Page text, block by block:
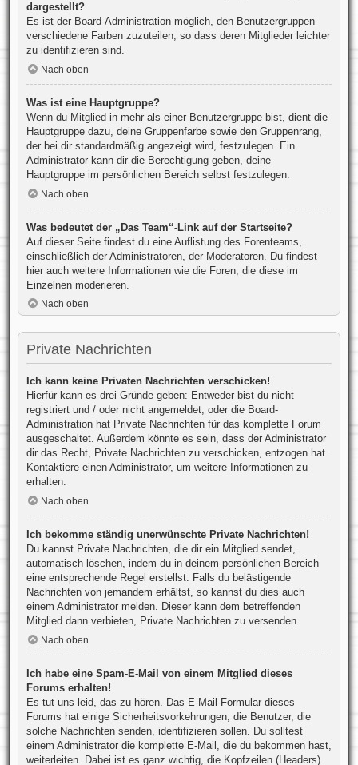
dargestellt?
Es ist der Board-Administration möglich, den Benutzergruppen
verschiedene Farben zuzuteilen, so dass deren Mitglieder leichter
zu identifizieren sind.
Nach oben
Was ist eine Hauptgruppe?
Wenn du Mitglied in mehr als einer Benutzergruppe bist, dient die
Hauptgruppe dazu, deine Gruppenfarbe sowie den Gruppenrang,
der bei dir standardmäßig angezeigt wird, festzulegen. Ein
Administrator kann dir die Berechtigung geben, deine
Hauptgruppe im persönlichen Bereich selbst festzulegen.
Nach oben
Was bedeutet der „Das Team“-Link auf der Startseite?
Auf dieser Seite findest du eine Auflistung des Forenteams,
einschließlich der Administratoren, der Moderatoren. Du findest
hier auch weitere Informationen wie die Foren, die diese im
Einzelnen moderieren.
Nach oben
Private Nachrichten
Ich kann keine Privaten Nachrichten verschicken!
Hierfür kann es drei Gründe geben: Entweder bist du nicht
registriert und / oder nicht angemeldet, oder die Board-
Administration hat Private Nachrichten für das komplette Forum
ausgeschaltet. Außerdem könnte es sein, dass der Administrator
dir das Recht, Private Nachrichten zu verschicken, entzogen hat.
Kontaktiere einen Administrator, um weitere Informationen zu
erhalten.
Nach oben
Ich bekomme ständig unerwünschte Private Nachrichten!
Du kannst Private Nachrichten, die dir ein Mitglied sendet,
automatisch löschen, indem du in deinem persönlichen Bereich
eine entsprechende Regel erstellst. Falls du belästigende
Nachrichten von jemandem erhältst, so kannst du dies auch
einem Administrator melden. Dieser kann dem betreffenden
Mitglied dann verbieten, Private Nachrichten zu versenden.
Nach oben
Ich habe eine Spam-E-Mail von einem Mitglied dieses
Forums erhalten!
Es tut uns leid, das zu hören. Das E-Mail-Formular dieses
Forums hat einige Sicherheitsvorkehrungen, die Benutzer, die
solche Nachrichten senden, identifizieren sollen. Du solltest
einem Administrator die komplette E-Mail, die du bekommen hast,
weiterleiten. Dabei ist es ganz wichtig, die Kopfzeilen (Headers)